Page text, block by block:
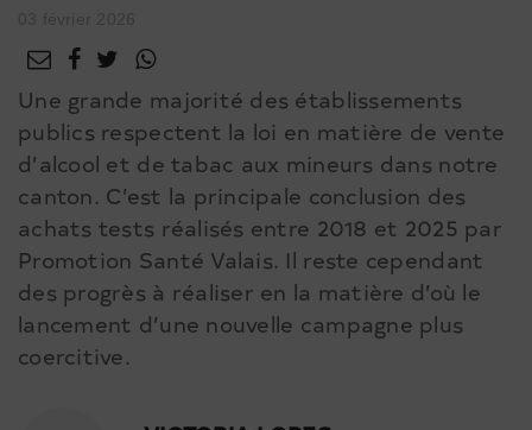
Une grande majorité des établissements
publics respectent la loi en matière de vente
d’alcool et de tabac aux mineurs dans notre
canton. C’est la principale conclusion des
achats tests réalisés entre 2018 et 2025 par
Promotion Santé Valais. Il reste cependant
des progrès à réaliser en la matière d’où le
lancement d’une nouvelle campagne plus
coercitive.